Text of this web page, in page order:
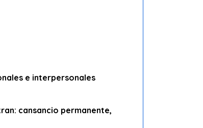
e interpersonales
cansancio permanente,